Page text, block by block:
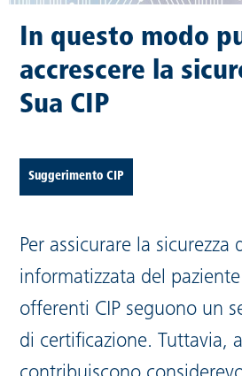
In questo modo
accrescere la
Sua CIP
Suggerimento CIP
Per assicurare la sicurezza
informatizzata del paziente
offerenti CIP seguono un
di certificazione. Tuttavia,